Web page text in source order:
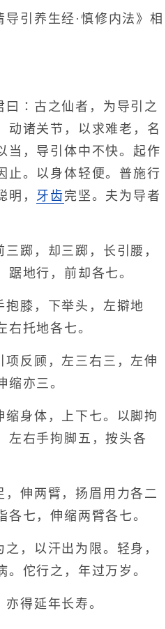
导引养生经·慎修内法》相
曰∶古之仙者，为导引之
动诸关节，以求难老，名
当，导引体中不快。起作
止。以身体轻便。普施行
明， 牙齿完坚。夫为导者
踯，却三踯，长引腰，
踞地行，前却各七。
膝，下举头，左擗地
右托地各七。
反顾，左三右三，左伸
缩亦三。
身体，上下七。以脚拘
左右手拘脚五，按头各
伸两臂，扬眉用力各二
各七，伸缩两臂各七。
，以汗出为限。轻身，
。佗行之，年过万岁。
得延年长寿。